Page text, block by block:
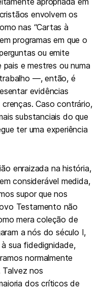
envolvem os
nas “Cartas à
programas em que o
ou emite
e mestres ou numa
—, então, é
evidências
Caso contrário,
substanciais do que
ter uma experiência
enraizada na história,
considerável medida,
supor que nos
Testamento não
mera coleção de
a nós do século I,
sua fidedignidade,
normalmente
nos
dos críticos de